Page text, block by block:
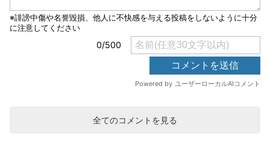
全てのコメントを見る